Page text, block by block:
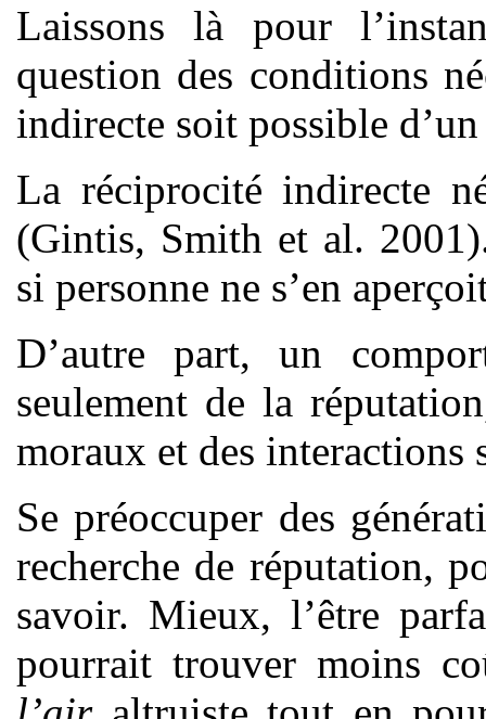
Laissons là pour
question des conditions
indirecte soit possible
La réciprocité indirecte
(Gintis, Smith et al.
si personne ne s’en
D’autre part, un
seulement de la
moraux et des interactions
Se préoccuper des
recherche de réputation,
savoir. Mieux, l’être
pourrait trouver moins